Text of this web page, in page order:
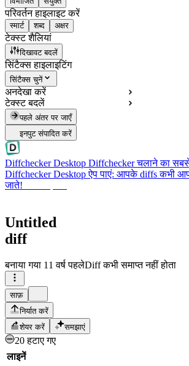
परिवर्तन हाइलाइट करें
स्मार्ट शब्द अक्षर
टेक्स्ट शैलियां
दिखावट बदलें
सिंटैक्स हाइलाइटिंग
सिंटैक्स चुनें
अनदेखा करें
टेक्स्ट बदलें
पहले अंतर पर जाएँ
इनपुट संपादित करें
Diffchecker Desktop Diffchecker चलाने का सबसे
Diffchecker Desktop ऐप पाएं: आपके diffs कभी
जाते!
Untitled
diff
बनाया गया 11 वर्ष पहलेDiff कभी समाप्त नहीं होता
साफ़
निर्यात करें
शेयर करें
समझाएं
20 हटाए गए
लाइनें